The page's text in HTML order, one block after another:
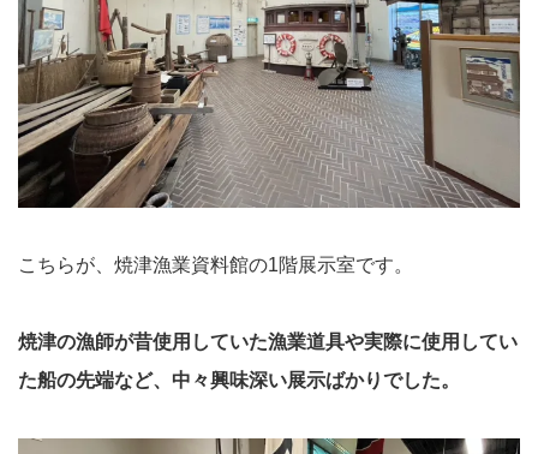
こちらが、焼津漁業資料館の1階展示室です。
焼津の漁師が昔使用していた漁業道具や実際に使用してい
た船の先端など、中々興味深い展示ばかりでした。